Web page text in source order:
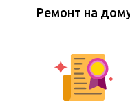
Ремонт на